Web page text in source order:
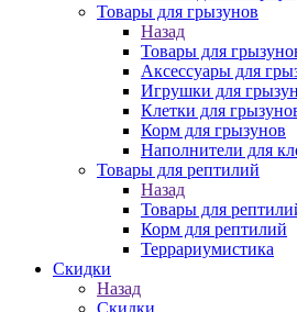
Товары для грызунов
Назад
Товары для
Аксессуары для
Игрушки для
Клетки для
Корм для грызунов
Наполнители для
Товары для рептилий
Назад
Товары для
Корм для рептилий
Террариумистика
Скидки
Назад
Скидки